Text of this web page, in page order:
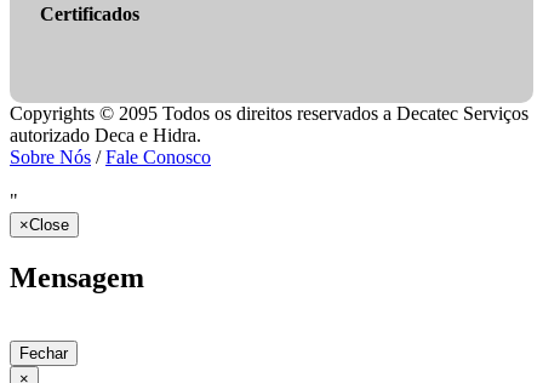
Certificados
Copyrights © 2095 Todos os direitos reservados a Decatec Serviços
autorizado Deca e Hidra.
Sobre Nós /Fale Conosco
"
×Close
Mensagem
Fechar
×